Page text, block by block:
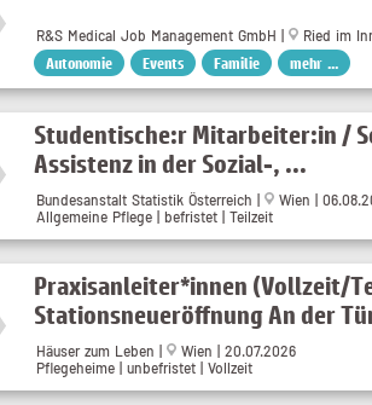
R&S Medical Job Management GmbH | Ried im
Autonomie Events Familie mehr ...
Studentische:r Mitarbeiter:in /
Assistenz in der Sozial-, ...
Bundesanstalt Statistik Österreich |
Wien |
Allgemeine Pflege | befristet | Teilzeit
Praxisanleiter*innen (Vollzeit/
Stationsneueröffnung An der
Häuser zum Leben |
Wien | 20.07.2026
Pflegeheime | unbefristet | Vollzeit